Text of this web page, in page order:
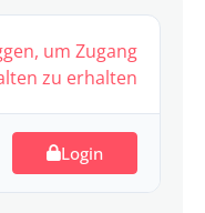
um Zugang
zu erhalten
Login